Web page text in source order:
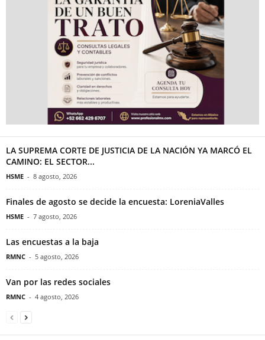
LA SUPREMA CORTE DE JUSTICIA DE LA NACIÓN YA MARCÓ EL
CAMINO: EL SECTOR...
HSME - 8 agosto, 2026
Finales de agosto se decide la encuesta: LoreniaValles
HSME - 7 agosto, 2026
Las encuestas a la baja
RMNC - 5 agosto, 2026
Van por las redes sociales
RMNC - 4 agosto, 2026